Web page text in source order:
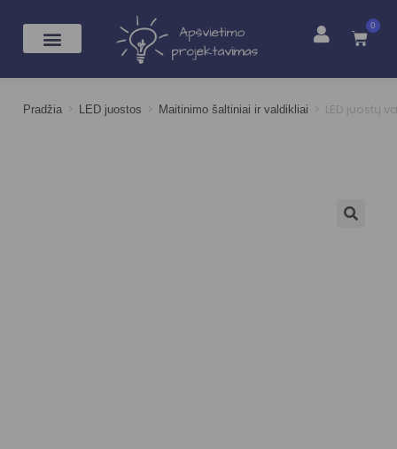
0
Pradžia > LED juostos > Maitinimo šaltiniai ir valdikliai > LED juostų